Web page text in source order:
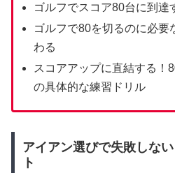
ゴルフでスコア80台に到達
ゴルフで80を切るのに必要
わる
スコアアップに直結する！
の具体的な練習ドリル
アイアン選びで失敗しな
ト